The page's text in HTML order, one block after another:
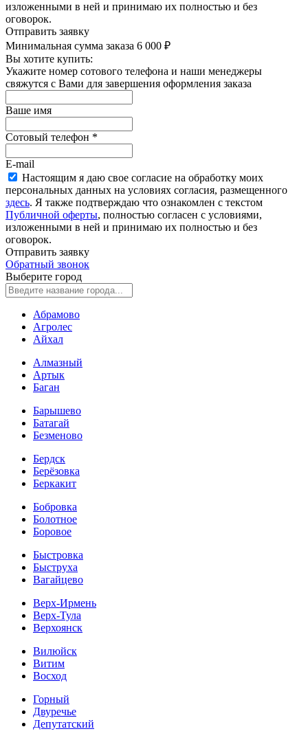
изложенными в ней и принимаю их полностью и без
оговорок.
Отправить заявку
Минимальная сумма заказа 6 000 ₽
Вы хотите купить:
Укажите номер сотового телефона и наши менеджеры
свяжутся с Вами для завершения оформления заказа
Ваше имя
Сотовый телефон *
E-mail
Настоящим я даю свое согласие на обработку моих
персональных данных на условиях согласия, размещенного
здесь. Я также подтверждаю что ознакомлен с текстом
Публичной оферты, полностью согласен с условиями,
изложенными в ней и принимаю их полностью и без
оговорок.
Отправить заявку
Обратный звонок
Выберите город
Абрамово
Агролес
Айхал
Алмазный
Артык
Баган
Барышево
Батагай
Безменово
Бердск
Берёзовка
Беркакит
Бобровка
Болотное
Боровое
Быстровка
Быструха
Вагайцево
Верх-Ирмень
Верх-Тула
Верхоянск
Вилюйск
Витим
Восход
Горный
Двуречье
Депутатский